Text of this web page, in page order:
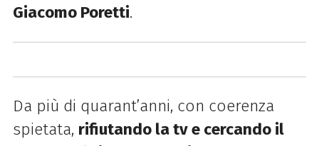
Giacomo Poretti.
Da più di quarant’anni, con coerenza
spietata, rifiutando la tv e cercando il